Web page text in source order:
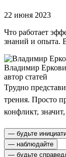
22 июня 2023
Что работает
знаний и опыта.
Владимир
автор статей
Трудно
трения. Просто
конфликт,
— будьте
— наблюдайте
— будьте